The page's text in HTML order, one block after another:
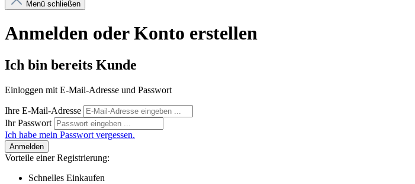
Menü schließen
Anmelden oder Konto erstellen
Ich bin bereits Kunde
Einloggen mit E-Mail-Adresse und Passwort
Ihre E-Mail-Adresse
Ihr Passwort
Ich habe mein Passwort vergessen.
Anmelden
Vorteile einer Registrierung:
Schnelles Einkaufen